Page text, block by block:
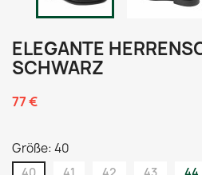
ELEGANTE
SCHWARZ
77 €
Größe: 40